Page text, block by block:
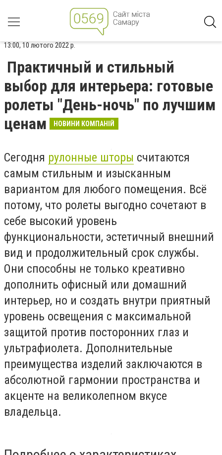
13:00, 10 лютого 2022 р.
Практичный и стильный
выбор для интерьера: готовые
ролеты "День-ночь" по лучшим
ценам
НОВИНИ КОМПАНІЙ
Сегодня рулонные шторы считаются
самым стильным и изысканным
вариантом для любого помещения. Всё
потому, что ролеты выгодно сочетают в
себе высокий уровень
функциональности, эстетичный внешний
вид и продолжительный срок службы.
Они способны не только креативно
дополнить офисный или домашний
интерьер, но и создать внутри приятный
уровень освещения с максимальной
защитой против посторонних глаз и
ультрафиолета. Дополнительные
преимущества изделий заключаются в
абсолютной гармонии пространства и
акценте на великолепном вкусе
владельца.